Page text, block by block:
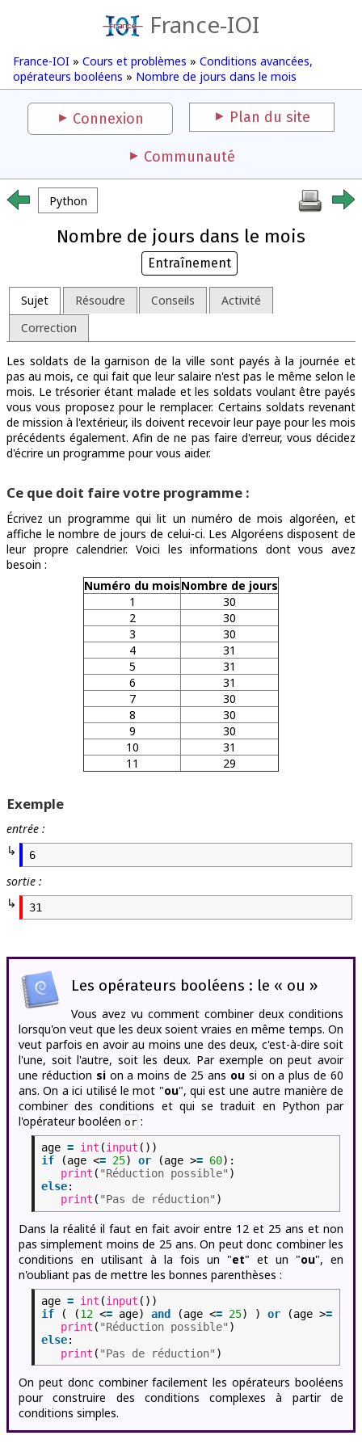
France-IOI
France-IOI » Cours et problèmes » Conditions avancées,
opérateurs booléens » Nombre de jours dans le mois
Connexion Plan du site
Communauté
Python
Nombre de jours dans le mois
Entraînement
Sujet Résoudre Conseils
Activité
Correction
Les soldats de la garnison de la ville sont payés à la journée et
pas au mois, ce qui fait que leur salaire n'est pas le même selon le
mois. Le trésorier étant malade et les soldats voulant être payés
vous vous proposez pour le remplacer. Certains soldats revenant
de mission à l'extérieur, ils doivent recevoir leur paye pour les mois
précédents également. Afin de ne pas faire d'erreur, vous décidez
d'écrire un programme pour vous aider.
Ce que doit faire votre programme :
Écrivez un programme qui lit un numéro de mois algoréen, et
affiche le nombre de jours de celui-ci. Les Algoréens disposent de
leur propre calendrier. Voici les informations dont vous avez
besoin :
Numéro du moisNombre de jours
1
30
2
30
3
30
4
31
5
31
6
31
7
30
8
30
9
30
10
31
11
29
Exemple
entrée :
6
sortie :
31
Les opérateurs booléens : le « ou »
Vous avez vu comment combiner deux conditions
lorsqu'on veut que les deux soient vraies en même temps. On
veut parfois en avoir au moins une des deux, c'est-à-dire soit
l'une, soit l'autre, soit les deux. Par exemple on peut avoir
une réduction sion a moins de 25 ans ousi on a plus de 60
ans. On a ici utilisé le mot "ou", qui est une autre manière de
combiner des conditions et qui se traduit en Python par
l'opérateur booléen or :
age = int (input ())
if
(age <= 25) or (age >= 60):
print ( "Réduction possible" )
else:
print ( "Pas de réduction" )
Dans la réalité il faut en fait avoir entre 12 et 25 ans et non
pas simplement moins de 25 ans. On peut donc combiner les
conditions en utilisant à la fois un "et" et un "ou", en
n'oubliant pas de mettre les bonnes parenthèses :
age = int (input ())
if
( (12 <= age) and (age <= 25) ) or (age >=
print ( "Réduction possible" )
else:
print ( "Pas de réduction" )
On peut donc combiner facilement les opérateurs booléens
pour construire des conditions complexes à partir de
conditions simples.